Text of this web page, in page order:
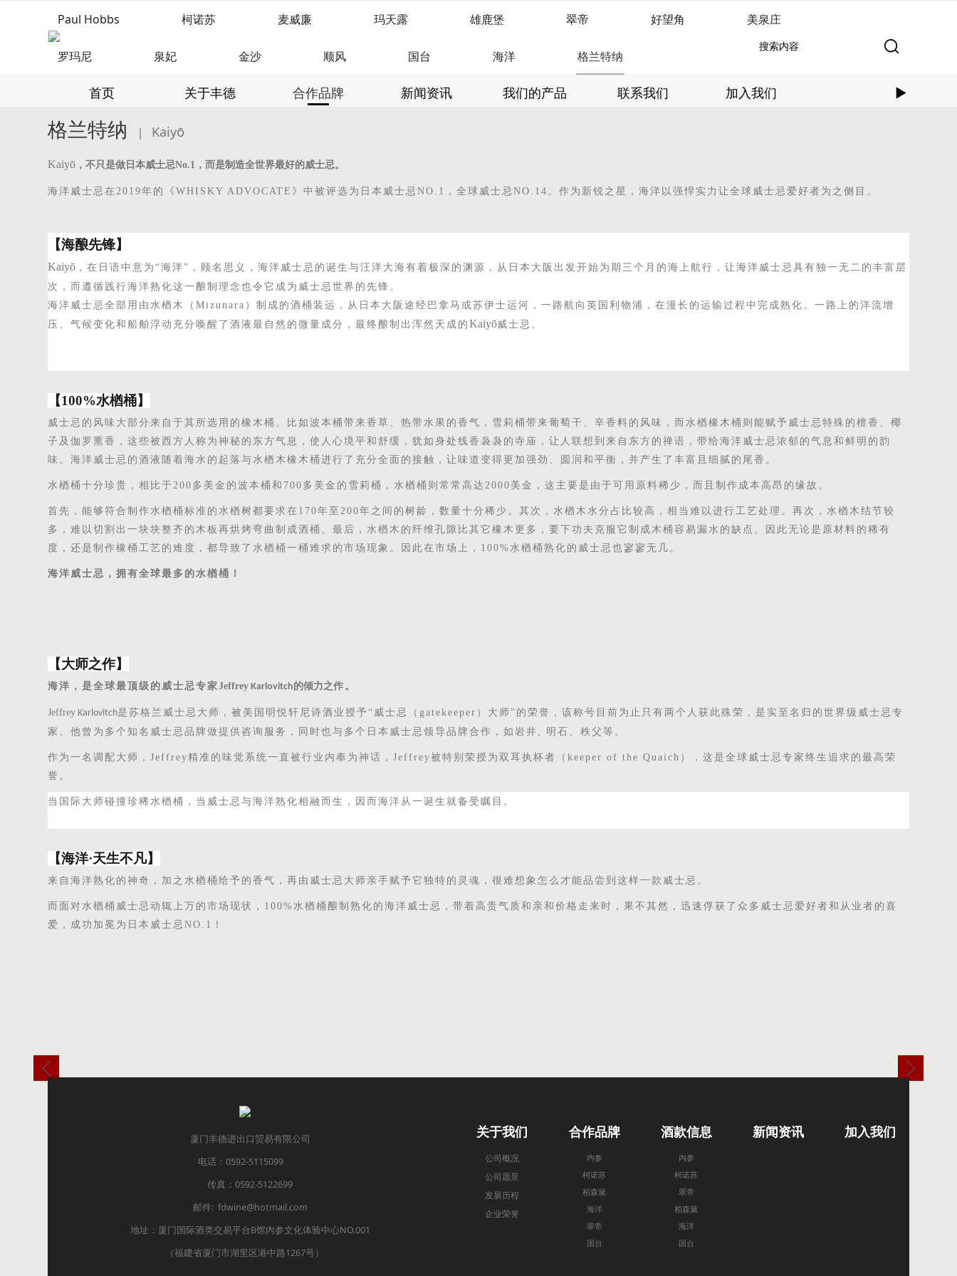
首页 关于丰德 合作品牌 新闻资讯 我们的产品 联系我们 加入我们 ►
Paul Hobbs 柯诺苏 麦威廉 玛天露 雄鹿堡 翠帝 好望角 美泉庄
罗玛尼 泉妃 金沙 顺风 国台 海洋 格兰特纳
格兰特纳 | Kaiyō
Kaiyō ，不只是做日本威士忌No.1 ，而是制造全世界最好的威士忌。
海洋威士忌在2019年的《WHISKY ADVOCATE》中被评选为 日本威士忌NO.1 ，全球 威士忌NO.14 。作为新锐之星，海洋 以强悍实力让全球威士忌爱好者为之侧目。
【海酿先锋】
Kaiyō ，在日语中意为“海洋”，顾名思义，海洋威士忌的诞生与汪洋大海有着极深的渊源 ， 从日本大阪出发开始为期三个月的海上航行，让海洋威士忌具有独一无二的丰富层
次， 而遵循 践行海洋熟化这一 酿制理念也令它成为威士忌世界的先锋。
海洋威士忌全部用由水楢木（Mizunara）制成的酒桶装运，从日本大阪途经巴拿马或苏伊士运河，一路航向英国利物浦，在漫长的运输过程中完成熟化。一路上的洋流增
压、气候变化和船舶浮动充分唤醒了酒液最自然的微量成分 ，最终酿制出浑然天成的Kaiyō威士忌。
【100%水楢桶】
威士忌的风味大部分来自于其所选用的橡木桶。比如波本桶带来香草、热带水果的香气，雪莉桶带来葡萄干、辛香料的风味，而水楢橡木桶则能赋予威士忌特殊的檀香、椰
子及伽罗熏香，这些被西方人称为神秘的东方气息，使人心境平和舒缓，犹如身处线香袅袅的寺庙，让人联想到来自东方的禅语 ，带给海洋威士忌浓郁的气息和鲜明的韵
味。海洋威士忌的酒液随着海水的起落与水楢木橡木桶进行了充分全面的接触，让味道变得更 加强劲、圆润和平衡，并产生了丰富且细腻的尾香。
水楢桶十分珍贵，相比于200多美金的波本桶和700多美金的雪莉桶，水楢桶则常常高达2000美金，这主要是由于可用原料稀少，而且制作成本高昂 的缘故 。
首先，能够符合制作水楢桶标准 的水楢树都要求在 170年至200年之间 的树龄 ，数量十分稀少。其次，水楢木水分占比较高，相当难 以进行工艺处理。再次，水楢木结节较
多，难以切割出一块块整齐 的木板再烘烤弯曲制成酒桶。最后 ，水楢木的纤维孔隙比其它橡木更多，要下功夫克服它制成木桶容易漏水 的缺点 。因此无论是原材料的稀有
度，还是制作橡桶工艺的难度，都导致了水楢桶一桶难求的市场现象。因此在市场上， 100%水楢桶熟化的威士忌也寥寥无几。
海洋威士忌，拥有全球最多的水楢桶！
【大师之作】
海洋，是全球最顶级的威士忌专家Jeffrey Karlovitch的倾力之作。
Jeffrey Karlovitch是苏格兰威士忌大师，被美国明悦轩尼诗酒业授予 “威士忌（gatekeeper）大师”的荣誉，该称号目前为止只有两个人获此殊荣，是实至名归的世界级威士忌专
家。他曾为多个知名威士忌品牌做提供咨询服务，同时也与多个日本威士忌领导品牌合作，如岩井, 明石、秩父等。
作为一名调配大师，Jeffrey精准的味觉系统一直被行业内奉为神话，Jeffrey被特别荣授为双耳执杯者（keeper of the Quaich），这是全球威士忌专家终生追求的最高荣
誉。
当国际大师碰撞珍稀水楢桶，当威士忌与海洋熟化相融而生，因而海洋从一诞生就备受瞩目。
【海洋·天生不凡】
来自海洋熟化的神奇， 加之水楢桶给予的香气 ，再由威士忌大师亲手赋予它独特的灵魂，很难想象怎么才能品尝到这样一款威士忌。
而 面对水楢桶威士忌动辄上万的市场现状， 100%水楢桶 酿制熟化 的海洋 威士忌 ，带着高贵气质和亲和价格走来时，果不其然，迅速俘获 了众多威士忌爱好者和从业者的喜
爱 ，成功加冕为日本威士忌NO.1！
厦门丰德进出口贸易有限公司
电话：0592-5115099
传真：0592-5122699
邮件: fdwine@hotmail.com
地址：厦门国际酒类交易平台B馆内参文化体验中心NO.001
（福建省厦门市湖里区港中路1267号）
关于我们
公司概况
公司愿景
发展历程
企业荣誉
合作品牌
内参
柯诺苏
柏森黛
海洋
翠帝
国台
酒款信息
内参
柯诺苏
翠帝
柏森黛
海洋
国台
新闻资讯 加入我们